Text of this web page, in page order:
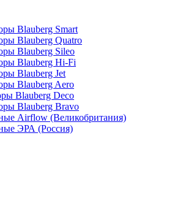
Blauberg Smart
Blauberg Quatro
Blauberg Sileo
Blauberg Hi-Fi
Blauberg Jet
Blauberg Aero
Blauberg Deco
Blauberg Bravo
Airflow (Великобритания)
ЭРА (Россия)